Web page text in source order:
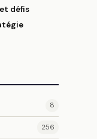
défis
8
256